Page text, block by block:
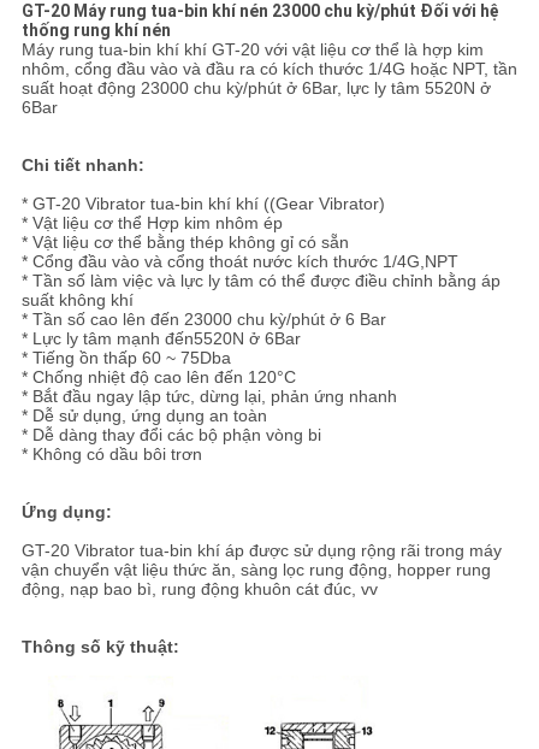
VR
SHOW
SƠ
ĐỒ
TRANG
WEB
PRIVACY
POLICY
GT-20 Máy rung tua-bin khí nén 23000 chu kỳ/phút Đối với hệ
thống rung khí nén
Máy rung tua-bin khí khí GT-20 với vật liệu cơ thể là hợp kim
nhôm, cổng đầu vào và đầu ra có kích thước 1/4G hoặc NPT, tần
suất hoạt động 23000 chu kỳ/phút ở 6Bar, lực ly tâm 5520N ở
6Bar
Chi tiết nhanh:
* GT-20 Vibrator tua-bin khí khí ((Gear Vibrator)
* Vật liệu cơ thể Hợp kim nhôm ép
* Vật liệu cơ thể bằng thép không gỉ có sẵn
* Cổng đầu vào và cổng thoát nước kích thước 1/4G,NPT
* Tần số làm việc và lực ly tâm có thể được điều chỉnh bằng áp
suất không khí
* Tần số cao lên đến 23000 chu kỳ/phút ở 6 Bar
* Lực ly tâm mạnh đến5520N ở 6Bar
* Tiếng ồn thấp 60 ~ 75Dba
* Chống nhiệt độ cao lên đến 120°C
* Bắt đầu ngay lập tức, dừng lại, phản ứng nhanh
* Dễ sử dụng, ứng dụng an toàn
* Dễ dàng thay đổi các bộ phận vòng bi
* Không có dầu bôi trơn
Ứng dụng:
GT-20 Vibrator tua-bin khí áp được sử dụng rộng rãi trong máy
vận chuyển vật liệu thức ăn, sàng lọc rung động, hopper rung
động, nạp bao bì, rung động khuôn cát đúc, vv
Thông số kỹ thuật: